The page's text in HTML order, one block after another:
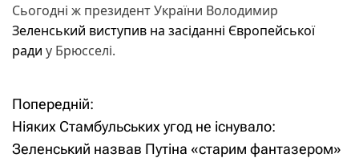
Сьогодні ж президент України Володимир
Зеленський виступив на засіданні Європейської
ради у Брюсселі.
Н
а
Попередній:
Ніяких Стамбульських угод не існувало:
Зеленський назвав Путіна «старим фантазером»